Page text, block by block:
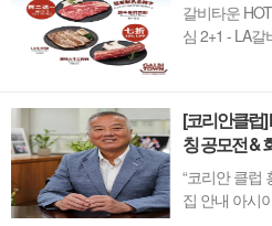
갈비타운
심 2+1 - LA
[코리안클럽]
칭 공모전 &
“코리안 클럽
집 안내 아시